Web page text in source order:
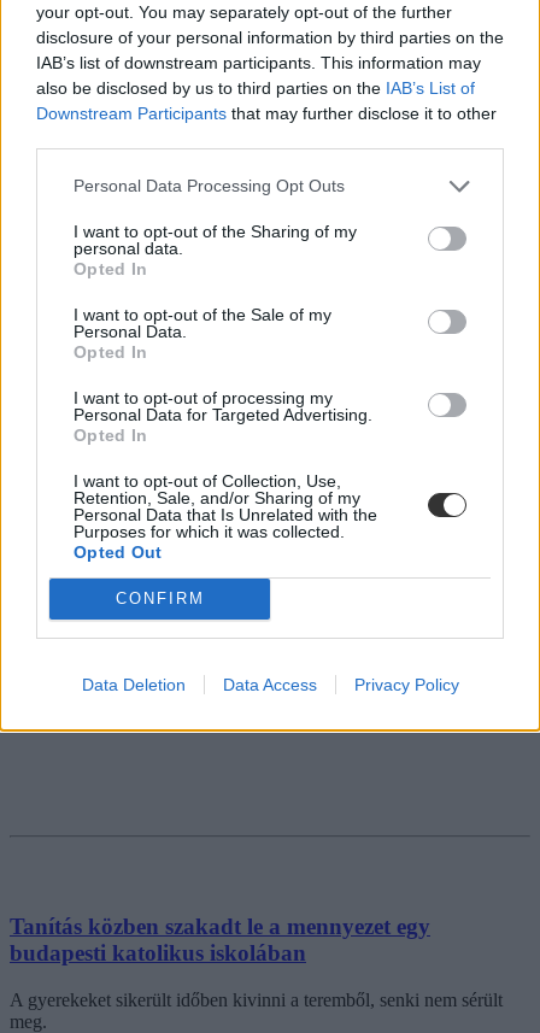
your opt-out. You may separately opt-out of the further
disclosure of your personal information by third parties on the
IAB’s list of downstream participants. This information may
also be disclosed by us to third parties on the IAB’s List of
Downstream Participants that may further disclose it to other
Personal Data Processing Opt Outs
I want to opt-out of the Sharing of my
personal data.
Opted In
I want to opt-out of the Sale of my
Personal Data.
Opted In
I want to opt-out of processing my
Personal Data for Targeted Advertising.
Opted In
I want to opt-out of Collection, Use,
Retention, Sale, and/or Sharing of my
Personal Data that Is Unrelated with the
Purposes for which it was collected.
Opted Out
CONFIRM
Data Deletion Data Access Privacy Policy
Leszakadt egy darab az ország egyik legjobb
gimnáziumának plafonjából
A Veres Péter Gimnázium tetőszerkezetével már januárban is
problémák voltak, ekkor kukákkal igyekeztek felfogni az esőzések
miatt a termekbe folyó vizet.
Közoktatás
Székács Linda
Tanítás közben szakadt le a mennyezet egy
budapesti katolikus iskolában
A gyerekeket sikerült időben kivinni a teremből, senki nem sérült
meg.